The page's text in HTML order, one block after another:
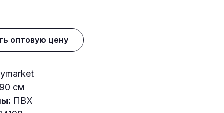
оптовую цену
90 см
ПВХ